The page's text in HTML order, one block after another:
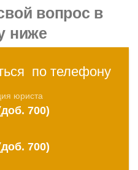
вопрос в
ниже